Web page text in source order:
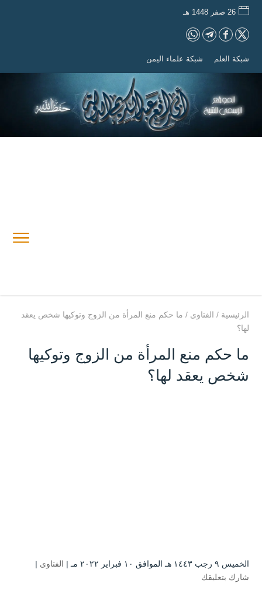
26 صفر 1448 هـ
شبكة العلم شبكة علماء اليمن
الرئيسية / الفتاوى / ما حكم منع المرأة من الزوج وتوكيها شخص يعقد
لها؟
ما حكم منع المرأة من الزوج وتوكيها
شخص يعقد لها؟
الخميس ۹ رجب ۱٤٤۳ هـ الموافق ۱۰ فبراير ۲۰۲۲ مـ | الفتاوى |
شارك بتعليقك